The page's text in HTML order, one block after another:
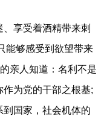
享受着酒精带来刺
能够感受到欲望带来
亲人知道：名利不是
为党的干部之根基;
国家，社会机体的